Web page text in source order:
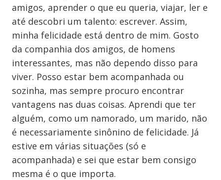
amigos, aprender o que eu queria, viajar, ler e
até descobri um talento: escrever. Assim,
minha felicidade está dentro de mim. Gosto
da companhia dos amigos, de homens
interessantes, mas não dependo disso para
viver. Posso estar bem acompanhada ou
sozinha, mas sempre procuro encontrar
vantagens nas duas coisas. Aprendi que ter
alguém, como um namorado, um marido, não
é necessariamente sinônino de felicidade. Já
estive em várias situações (só e
acompanhada) e sei que estar bem consigo
mesma é o que importa.